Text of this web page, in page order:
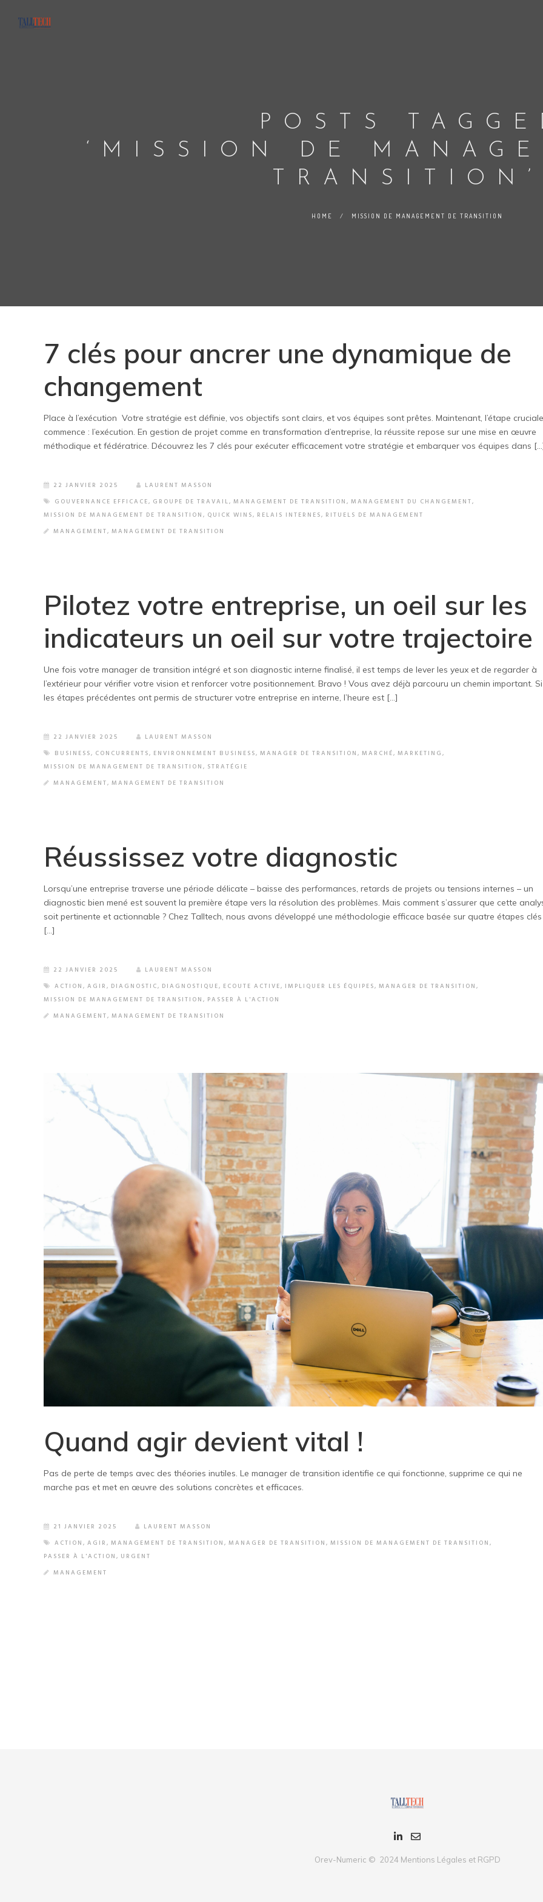
POSTS
‘MISSION DE
TRANSITION’
HOME / MISSION DE MANAGEMENT DE TRANSITION
7 clés pour ancrer une dynamique de
changement
Place à l’exécution Votre stratégie est définie, vos objectifs sont clairs, et vos équipes sont prêtes. Maintenant, l’étape cruciale
commence : l’exécution. En gestion de projet comme en transformation d’entreprise, la réussite repose sur une mise en œuvre
méthodique et fédératrice. Découvrez les 7 clés pour exécuter efficacement votre stratégie et embarquer vos équipes dans
22 JANVIER 2025
LAURENT MASSON
GOUVERNANCE EFFICACE, GROUPE DE TRAVAIL, MANAGEMENT DE TRANSITION, MANAGEMENT DU CHANGEMENT,
MISSION DE MANAGEMENT DE TRANSITION, QUICK WINS, RELAIS INTERNES, RITUELS DE MANAGEMENT
MANAGEMENT, MANAGEMENT DE TRANSITION
Pilotez votre entreprise, un oeil sur les
indicateurs un oeil sur votre trajectoire
Une fois votre manager de transition intégré et son diagnostic interne finalisé, il est temps de lever les yeux et de regarder à
l’extérieur pour vérifier votre vision et renforcer votre positionnement. Bravo ! Vous avez déjà parcouru un chemin important. Si
les étapes précédentes ont permis de structurer votre entreprise en interne, l’heure est […]
22 JANVIER 2025
LAURENT MASSON
BUSINESS, CONCURRENTS, ENVIRONNEMENT BUSINESS, MANAGER DE TRANSITION, MARCHÉ, MARKETING,
MISSION DE MANAGEMENT DE TRANSITION, STRATÉGIE
MANAGEMENT, MANAGEMENT DE TRANSITION
Réussissez votre diagnostic
Lorsqu’une entreprise traverse une période délicate – baisse des performances, retards de projets ou tensions internes – un
diagnostic bien mené est souvent la première étape vers la résolution des problèmes. Mais comment s’assurer que cette
soit pertinente et actionnable ? Chez Talltech, nous avons développé une méthodologie efficace basée sur quatre étapes clés
[…]
22 JANVIER 2025
LAURENT MASSON
ACTION, AGIR, DIAGNOSTIC, DIAGNOSTIQUE, ECOUTE ACTIVE, IMPLIQUER LES ÉQUIPES, MANAGER DE TRANSITION,
MISSION DE MANAGEMENT DE TRANSITION, PASSER À L'ACTION
MANAGEMENT, MANAGEMENT DE TRANSITION
Quand agir devient vital !
Pas de perte de temps avec des théories inutiles. Le manager de transition identifie ce qui fonctionne, supprime ce qui ne
marche pas et met en œuvre des solutions concrètes et efficaces.
21 JANVIER 2025
LAURENT MASSON
ACTION, AGIR, MANAGEMENT DE TRANSITION, MANAGER DE TRANSITION, MISSION DE MANAGEMENT DE TRANSITION,
PASSER À L'ACTION, URGENT
MANAGEMENT
Orev-Numeric © 2024 Mentions Légales et RGPD